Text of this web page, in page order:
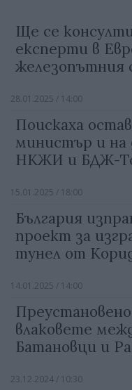
Ще се
експерти в
железопътния
28.01.2025 / 14:00
Поискаха
министър и
НКЖИ и БДЖ-
15.01.2025 / 18:00
България
проект за
тунел от
14.01.2025 / 14:00
влаковете
Батановци и
23.12.2024 / 10:30